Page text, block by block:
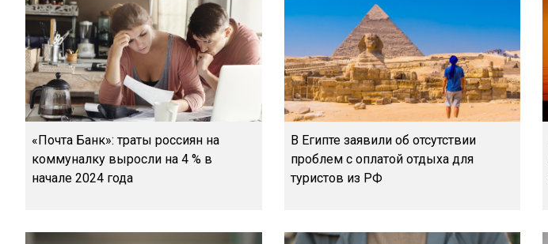
«Почта Банк»: траты россиян на
коммуналку выросли на 4 % в
начале 2024 года
В Египте заявили об отсутствии
проблем с оплатой отдыха для
туристов из РФ